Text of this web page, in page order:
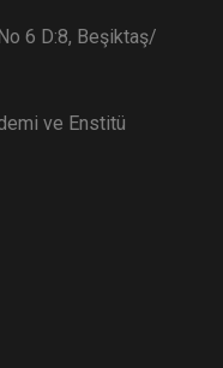
6 D:8, Beşiktaş/
ve Enstitü